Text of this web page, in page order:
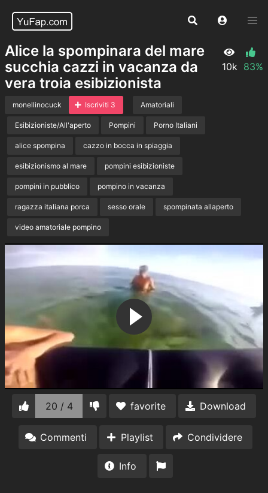
Alice la spompinara del mare
succhia cazzi in vacanza da
vera troia esibizionista
10k 83%
monellinocuck Iscriviti 3 Amatoriali
Esibizioniste/All'aperto Pompini Porno Italiani
alice spompina cazzo in bocca in spiaggia
esibizionismo al mare pompini esibizioniste
pompini in pubblico pompino in vacanza
ragazza italiana porca sesso orale spompinata allaperto
video amatoriale pompino
20 / 4 favorite Download
Commenti Playlist Condividere
Info